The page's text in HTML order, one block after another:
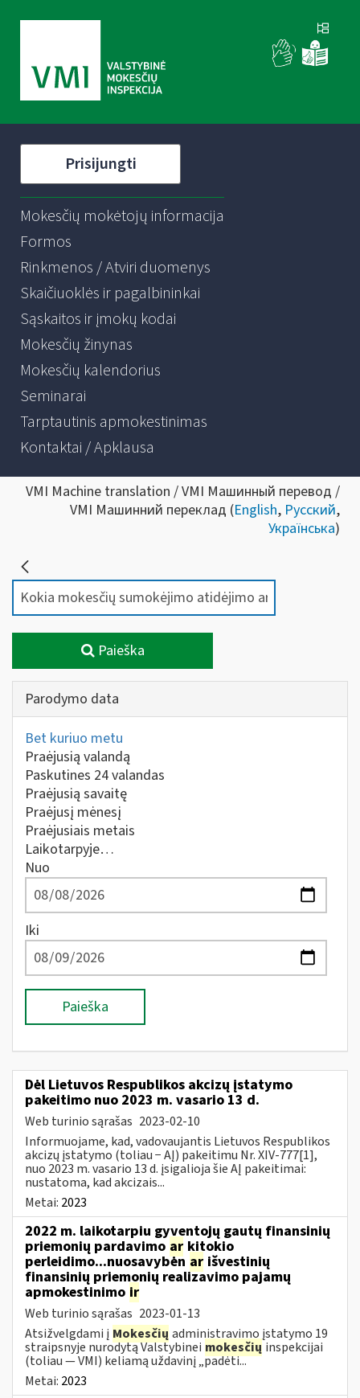
Prisijungti
Mokesčių mokėtojų informacija
Formos
Rinkmenos / Atviri duomenys
Skaičiuoklės ir pagalbininkai
Sąskaitos ir įmokų kodai
Mokesčių žinynas
Mokesčių kalendorius
Seminarai
Tarptautinis apmokestinimas
Kontaktai / Apklausa
VMI Machine translation / VMI Машинный перевод /
VMI Машинний переклад (English, Русский,
Українська)
Paieška
Parodymo data
Bet kuriuo metu
Praėjusią valandą
Paskutines 24 valandas
Praėjusią savaitę
Praėjusį mėnesį
Praėjusiais metais
Laikotarpyje…
Nuo
Iki
Paieška
Dėl Lietuvos Respublikos akcizų įstatymo
pakeitimo nuo 2023 m. vasario 13 d.
Web turinio sąrašas 2023-02-10
Informuojame, kad, vadovaujantis Lietuvos Respublikos
akcizų įstatymo (toliau − AĮ) pakeitimu Nr. XIV-777[1],
nuo 2023 m. vasario 13 d. įsigalioja šie AĮ pakeitimai:
nustatoma, kad akcizais...
Metai: 2023
2022 m. laikotarpiu gyventojų gautų finansinių
priemonių pardavimo ar kitokio
perleidimo...nuosavybėn ar išvestinių
finansinių priemonių realizavimo pajamų
apmokestinimo ir
Web turinio sąrašas 2023-01-13
Atsižvelgdami į Mokesčių administravimo įstatymo 19
straipsnyje nurodytą Valstybinei mokesčių inspekcijai
(toliau — VMI) keliamą uždavinį „padėti...
Metai: 2023